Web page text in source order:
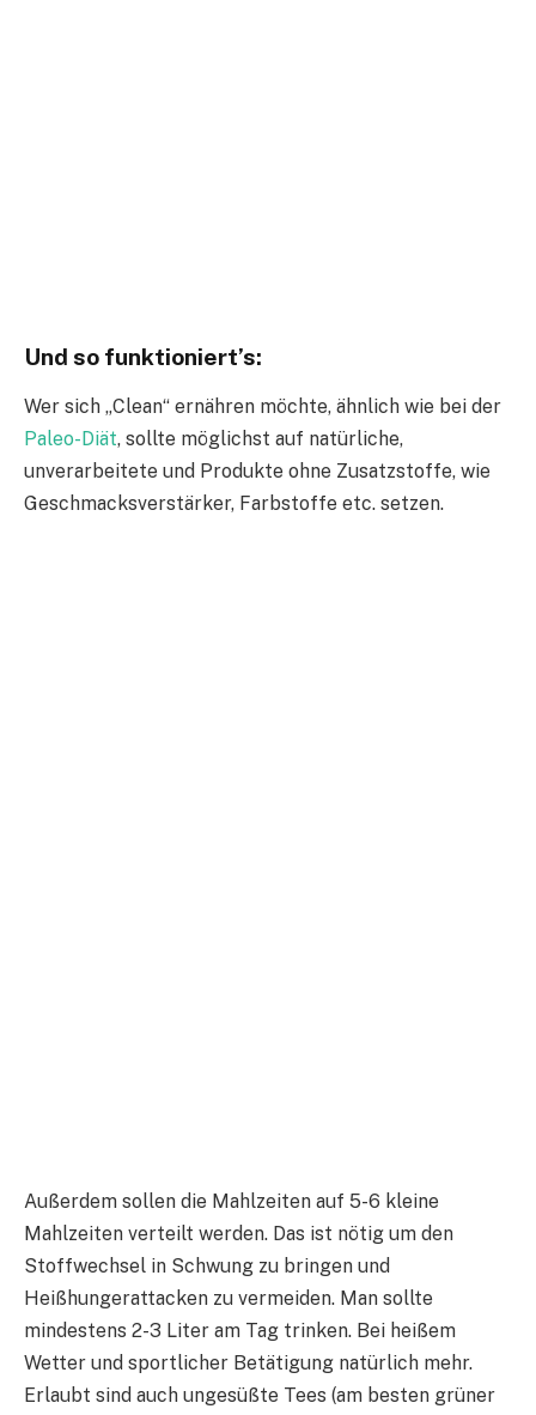
Und so funktioniert’s:
Wer sich „Clean“ ernähren möchte, ähnlich wie bei der
Paleo-Diät, sollte möglichst auf natürliche,
unverarbeitete und Produkte ohne Zusatzstoffe, wie
Geschmacksverstärker, Farbstoffe etc. setzen.
Außerdem sollen die Mahlzeiten auf 5-6 kleine
Mahlzeiten verteilt werden. Das ist nötig um den
Stoffwechsel in Schwung zu bringen und
Heißhungerattacken zu vermeiden. Man sollte
mindestens 2-3 Liter am Tag trinken. Bei heißem
Wetter und sportlicher Betätigung natürlich mehr.
Erlaubt sind auch ungesüßte Tees (am besten grüner